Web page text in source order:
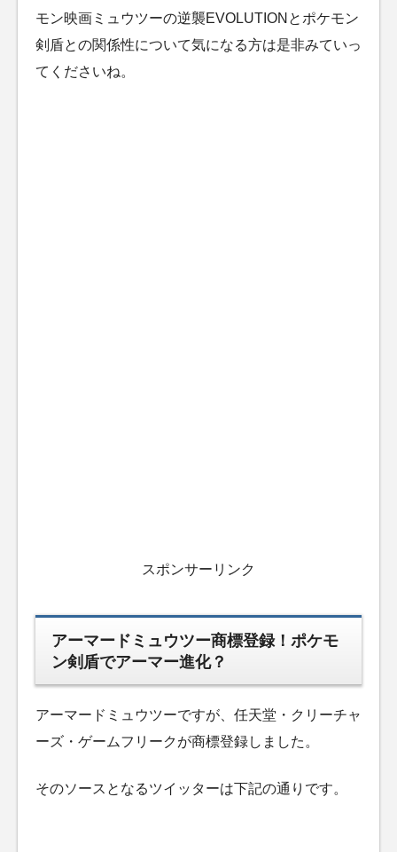
モン映画ミュウツーの逆襲EVOLUTIONとポケモン
剣盾との関係性について気になる方は是非みていっ
てくださいね。
スポンサーリンク
アーマードミュウツー商標登録！ポケモ
ン剣盾でアーマー進化？
アーマードミュウツーですが、任天堂・クリーチャ
ーズ・ゲームフリークが商標登録しました。
そのソースとなるツイッターは下記の通りです。